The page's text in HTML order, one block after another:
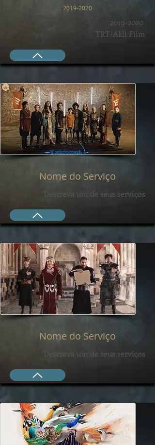
2019-2020
2019-2020
TRT/Akli Film
Nome do Serviço
Descreva um de seus serviços
Nome do Serviço
Descreva um de seus serviços